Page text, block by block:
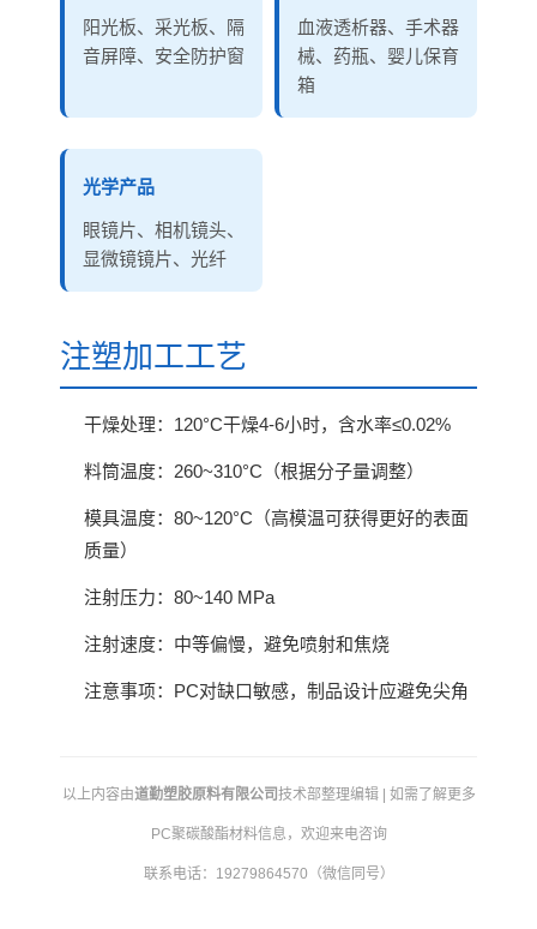
阳光板、采光板、隔
音屏障、安全防护窗
血液透析器、手术器
械、药瓶、婴儿保育
箱
光学产品
眼镜片、相机镜头、
显微镜镜片、光纤
注塑加工工艺
干燥处理：120°C干燥4-6小时，含水率≤0.02%
料筒温度：260~310°C（根据分子量调整）
模具温度：80~120°C（高模温可获得更好的表面
质量）
注射压力：80~140 MPa
注射速度：中等偏慢，避免喷射和焦烧
注意事项：PC对缺口敏感，制品设计应避免尖角
以上内容由道勤塑胶原料有限公司技术部整理编辑 | 如需了解更多
PC聚碳酸酯材料信息，欢迎来电咨询
联系电话：19279864570（微信同号）